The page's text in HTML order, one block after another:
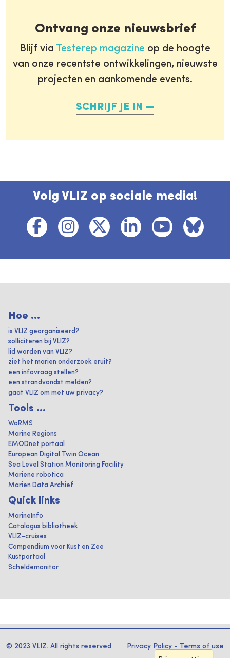
Ontvang onze nieuwsbrief
Blijf via Testerep magazine op de hoogte
van onze recentste ontwikkelingen, nieuwste
projecten en aankomende events.
SCHRIJF JE IN
Volg VLIZ op sociale media!
Hoe ...
is VLIZ georganiseerd?
solliciteren bij VLIZ?
lid worden van VLIZ?
ziet het marien onderzoek eruit?
een infovraag stellen?
een strandvondst melden?
gaat VLIZ om met uw privacy?
Tools ...
WoRMS
Marine Regions
EMODnet portaal
European Digital Twin Ocean
Sea Level Station Monitoring Facility
Mariene robotica
Marien Data Archief
Quick links
MarineInfo
Catalogus bibliotheek
VLIZ-cruises
Compendium voor Kust en Zee
Kustportaal
Scheldemonitor
© 2023 VLIZ. All rights reserved Privacy Policy - Terms of use